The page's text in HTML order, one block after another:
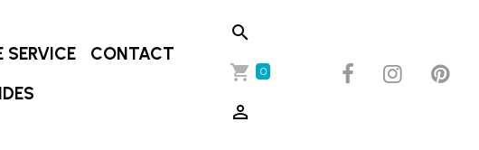
SERVICE
CONTACT
0